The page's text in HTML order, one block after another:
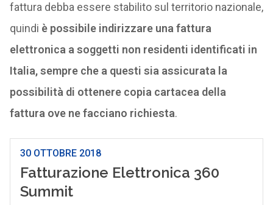
fattura debba essere stabilito sul territorio nazionale,
quindi è possibile indirizzare una fattura
elettronica a soggetti non residenti identificati in
Italia, sempre che a questi sia assicurata la
possibilità di ottenere copia cartacea della
fattura ove ne facciano richiesta.
30 OTTOBRE 2018
Fatturazione Elettronica 360
Summit